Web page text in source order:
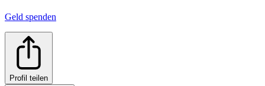
Geld spenden
Profil teilen